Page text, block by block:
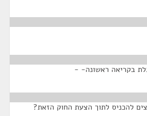
בקריאה ראשונה- -
להכניס לתוך הצעת החוק הזאת?